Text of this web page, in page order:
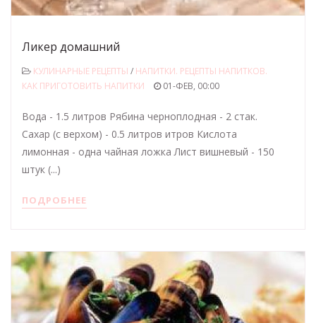
Ликер домашний
КУЛИНАРНЫЕ РЕЦЕПТЫ / НАПИТКИ. РЕЦЕПТЫ НАПИТКОВ.
КАК ПРИГОТОВИТЬ НАПИТКИ
01-ФЕВ, 00:00
Вода - 1.5 литров Рябина черноплодная - 2 стак.
Сахар (с верхом) - 0.5 литров итров Кислота
лимонная - одна чайная ложка Лист вишневый - 150
штук (...)
ПОДРОБНЕЕ